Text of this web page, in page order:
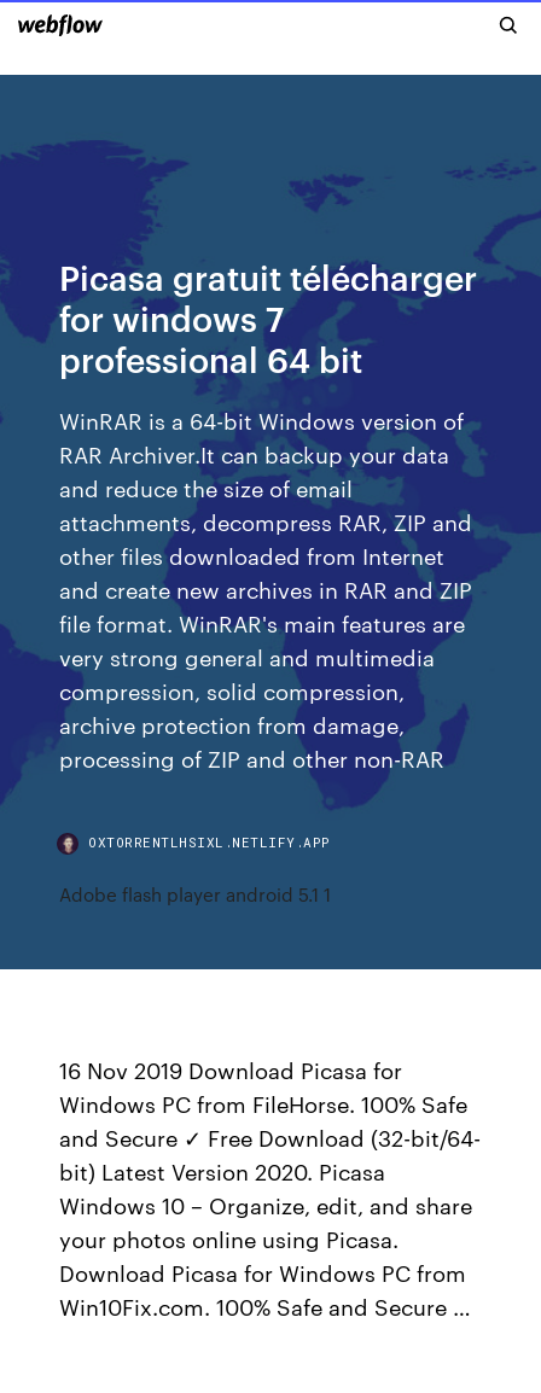
Picasa gratuit télécharger
for windows 7
professional 64 bit
WinRAR is a 64-bit Windows version of
RAR Archiver.It can backup your data
and reduce the size of email
attachments, decompress RAR, ZIP and
other files downloaded from Internet
and create new archives in RAR and ZIP
file format. WinRAR's main features are
very strong general and multimedia
compression, solid compression,
archive protection from damage,
processing of ZIP and other non-RAR
OXTORRENTLHSIXL.NETLIFY.APP
Adobe flash player android 5.1 1
16 Nov 2019 Download Picasa for
Windows PC from FileHorse. 100% Safe
and Secure ✓ Free Download (32-bit/64-
bit) Latest Version 2020. Picasa
Windows 10 – Organize, edit, and share
your photos online using Picasa.
Download Picasa for Windows PC from
Win10Fix.com. 100% Safe and Secure …